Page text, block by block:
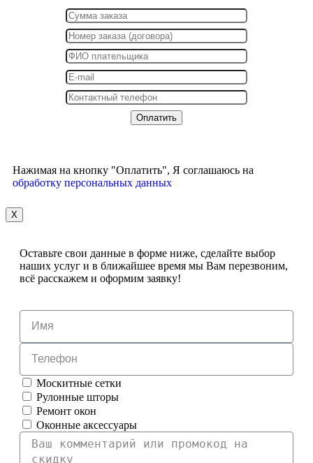
Нажимая на кнопку "Оплатить", Я соглашаюсь на
обработку персональных данных
X
Оставьте свои данные в форме ниже, сделайте выбор
наших услуг и в ближайшее время мы Вам перезвоним,
всё расскажем и оформим заявку!
Москитные сетки
Рулонные шторы
Ремонт окон
Оконные аксессуары